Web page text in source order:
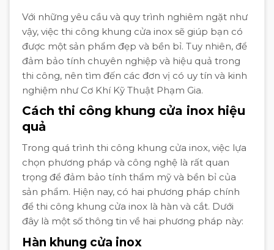
Với những yêu cầu và quy trình nghiêm ngặt như
vậy, việc thi công khung cửa inox sẽ giúp bạn có
được một sản phẩm đẹp và bền bỉ. Tuy nhiên, để
đảm bảo tính chuyên nghiệp và hiệu quả trong
thi công, nên tìm đến các đơn vị có uy tín và kinh
nghiệm như Cơ Khí Kỹ Thuật Phạm Gia.
Cách thi công khung cửa inox hiệu
quả
Trong quá trình thi công khung cửa inox, việc lựa
chọn phương pháp và công nghệ là rất quan
trọng để đảm bảo tính thẩm mỹ và bền bỉ của
sản phẩm. Hiện nay, có hai phương pháp chính
để thi công khung cửa inox là hàn và cắt. Dưới
đây là một số thông tin về hai phương pháp này:
Hàn khung cửa inox